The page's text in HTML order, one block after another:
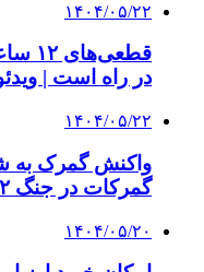
۱۴۰۴/۰۵/۲۲
در راه است |
۱۴۰۴/۰۵/۲۲
واکنش گمرک به
گمرکات در جنگ ۱۲ روزه
۱۴۰۴/۰۵/۲۰